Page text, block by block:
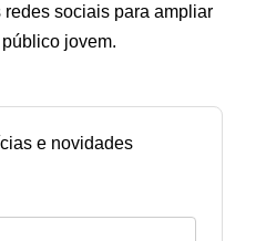
sociais para ampliar
jovem.
e novidades